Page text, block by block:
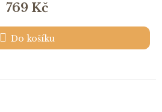
769 Kč
Do košíku